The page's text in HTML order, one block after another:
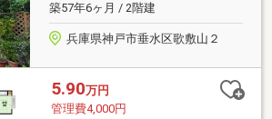
築57年6ヶ月 / 2階建
兵庫県神戸市垂水区歌敷山２
5.90万円
管理費4,000円